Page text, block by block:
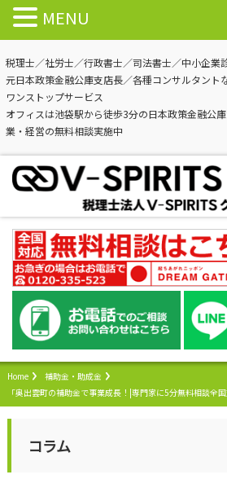
税理士／社労士／行政書士／司法書士／中小企業
元日本政策金融公庫支店長／各種コンサルタント
ワンストップサービス
オフィスは池袋駅から徒歩3分の日本政策金融公
業・経営の無料相談実施中
Home
補助金・助成金
「奥出雲町の補助金で事業成長！|専門家に5分無料相談全国
コラム
MENU